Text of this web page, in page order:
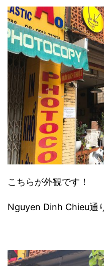
こちらが外観です！
Nguyen Dinh Chieu通